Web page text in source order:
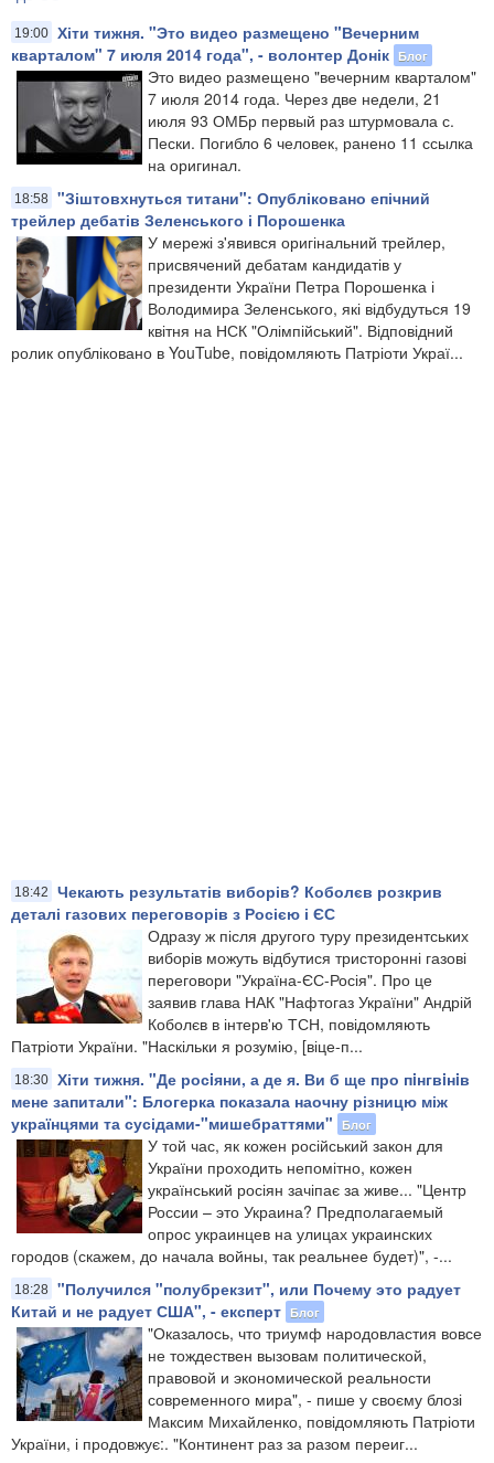
19:00 Хіти тижня. "Это видео размещено "Вечерним
кварталом" 7 июля 2014 года", - волонтер Донік Блог
Это видео размещено "вечерним кварталом"
7 июля 2014 года. Через две недели, 21
июля 93 ОМБр первый раз штурмовала с.
Пески. Погибло 6 человек, ранено 11 ссылка
на оригинал.
18:58 "Зіштовхнуться титани": Опубліковано епічний
трейлер дебатів Зеленського і Порошенка
У мережі з'явився оригінальний трейлер,
присвячений дебатам кандидатів у
президенти України Петра Порошенка і
Володимира Зеленського, які відбудуться 19
квітня на НСК "Олімпійський". Відповідний
ролик опубліковано в YouTube, повідомляють Патріоти Украї...
18:42
Чекають результатів виборів? Коболєв розкрив
деталі газових переговорів з Росією і ЄС
Одразу ж після другого туру президентських
виборів можуть відбутися тристоронні газові
переговори "Україна-ЄС-Росія". Про це
заявив глава НАК "Нафтогаз України" Андрій
Коболєв в інтерв'ю ТСН, повідомляють
Патріоти України. "Наскільки я розумію, [віце-п...
18:30 Хіти тижня. "Де росiяни, а де я. Ви б ще про пiнгвiнiв
мене запитали": Блогерка показала наочну різницю між
українцями та сусідами-"мишебраттями"
Блог
У той час, як кожен російський закон для
України проходить непомітно, кожен
український росіян зачіпає за живе... "Центр
России – это Украина? Предполагаемый
опрос украинцев на улицах украинских
городов (скажем, до начала войны, так реальнее будет)", -...
18:28 "Получился "полубрекзит", или Почему это радует
Китай и не радует США", - експерт Блог
"Оказалось, что триумф народовластия вовсе
не тождествен вызовам политической,
правовой и экономической реальности
современного мира", - пише у своєму блозі
Максим Михайленко, повідомляють Патріоти
України, і продовжує:. "Континент раз за разом переиг...